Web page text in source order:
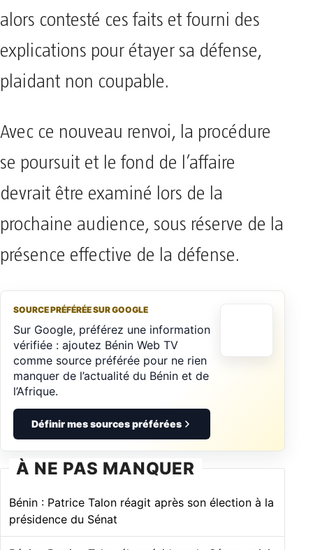
alors contesté ces faits et fourni des
explications pour étayer sa défense,
plaidant non coupable.
Avec ce nouveau renvoi, la procédure
se poursuit et le fond de l’affaire
devrait être examiné lors de la
prochaine audience, sous réserve de la
présence effective de la défense.
SOURCE PRÉFÉRÉE SUR GOOGLE
Sur Google, préférez une information
vérifiée : ajoutez Bénin Web TV
comme source préférée pour ne rien
manquer de l’actualité du Bénin et de
l’Afrique.
Définir mes sources préférées
À NE PAS MANQUER
Bénin : Patrice Talon réagit après son élection à la
présidence du Sénat